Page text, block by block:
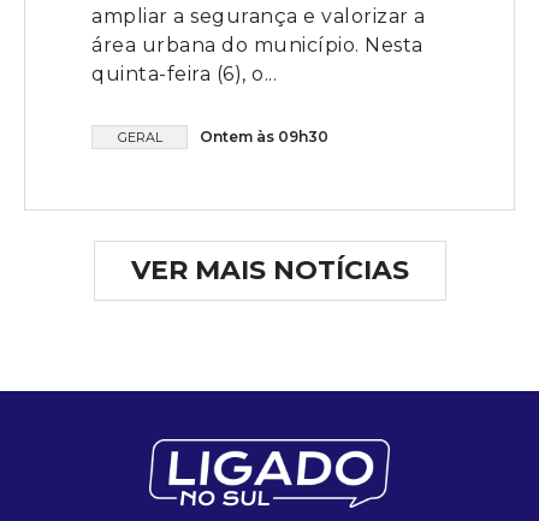
ampliar a segurança e valorizar a
área urbana do município. Nesta
quinta-feira (6), o...
GERAL Ontem às 09h30
VER MAIS NOTÍCIAS